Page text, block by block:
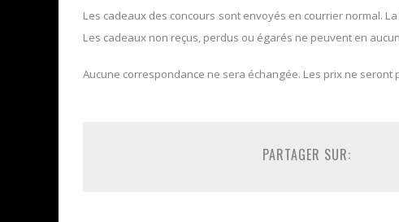
Les cadeaux des concours sont envoyés en courrier normal.
Les cadeaux non reçus, perdus ou égarés ne peuvent en
Aucune correspondance ne sera échangée. Les prix ne seront
PARTAGER SUR: